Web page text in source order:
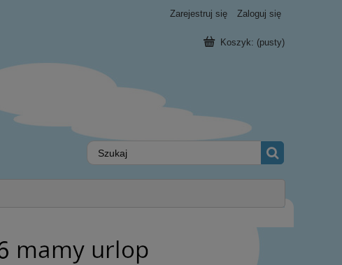
Zarejestruj się Zaloguj się
Koszyk: (pusty)